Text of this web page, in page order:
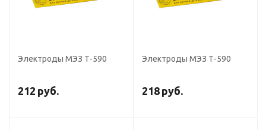
Электроды МЭЗ Т-590
212 руб.
Электроды МЭЗ Т-590
218 руб.